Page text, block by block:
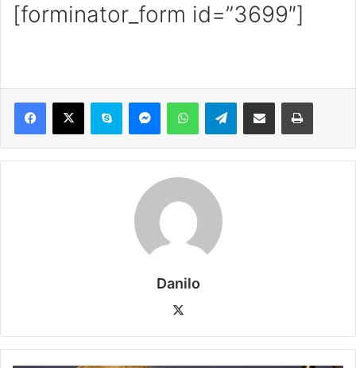
[forminator_form id=”3699″]
Danilo